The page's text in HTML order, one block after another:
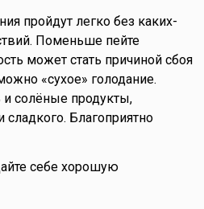
пройдут легко без каких-
Поменьше пейте
может стать причиной сбоя
«сухое» голодание.
солёные продукты,
сладкого. Благоприятно
себе хорошую